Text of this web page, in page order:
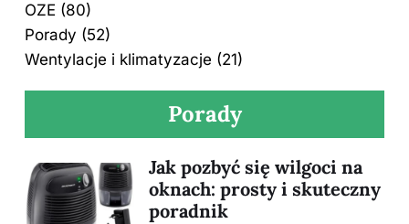
OZE (80)
Porady (52)
Wentylacje i klimatyzacje (21)
Porady
Jak pozbyć się wilgoci na
oknach: prosty i skuteczny
poradnik